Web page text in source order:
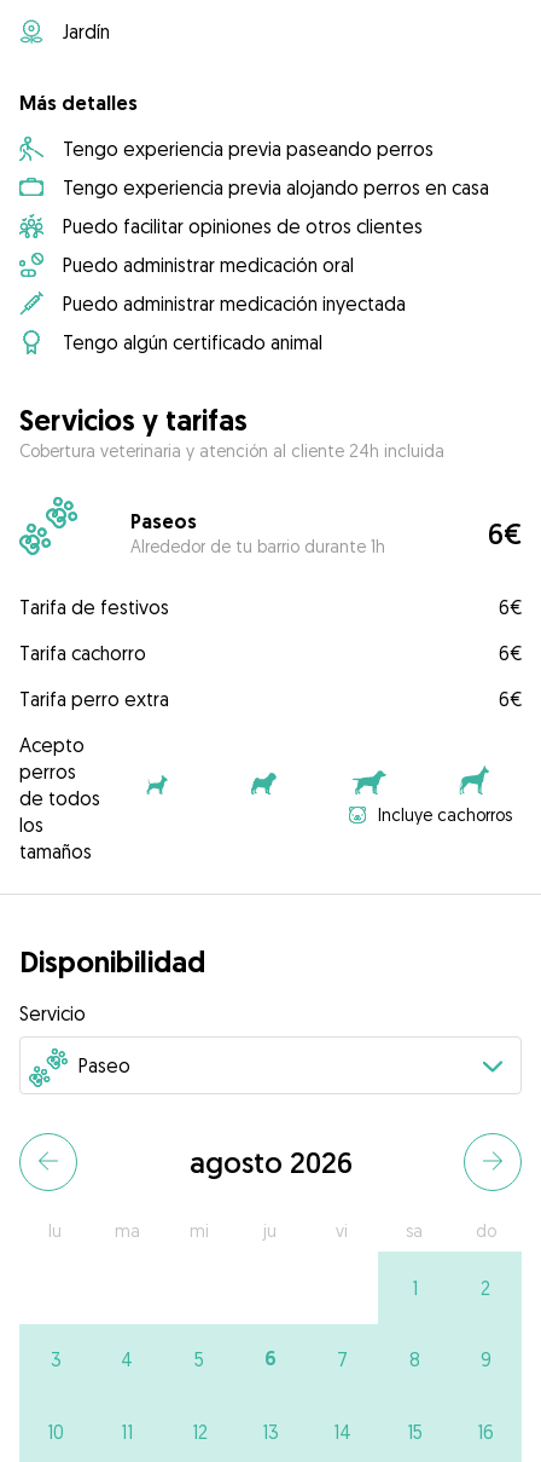
Jardín
Más detalles
Tengo experiencia previa paseando perros
Tengo experiencia previa alojando perros en casa
Puedo facilitar opiniones de otros clientes
Puedo administrar medicación oral
Puedo administrar medicación inyectada
Tengo algún certificado animal
Servicios y tarifas
Cobertura veterinaria y atención al cliente 24h incluida
Paseos
Alrededor de tu barrio durante 1h 6€
Tarifa de festivos
6€
Tarifa cachorro
6€
Tarifa perro extra
6€
Acepto
perros
de todos
los
tamaños
Incluye cachorros
Disponibilidad
Servicio
agosto 2026
lu ma mi ju vi sa do
1 2
3 4 5 6 7 8 9
10 11 12 13 14 15 16